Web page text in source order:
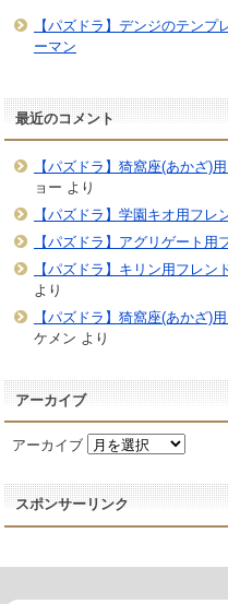
【パズドラ】デンジのテン
ーマン
最近のコメント
【パズドラ】猗窩座(あかざ)
ョー より
【パズドラ】学園キオ用フレ
【パズドラ】アグリゲート用
【パズドラ】キリン用フレ
より
【パズドラ】猗窩座(あかざ)
ケメン より
アーカイブ
アーカイブ
スポンサーリンク